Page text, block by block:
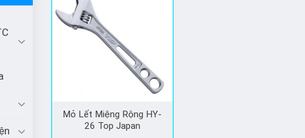
Mỏ Lết Miệng Rộng HY-
26 Top Japan